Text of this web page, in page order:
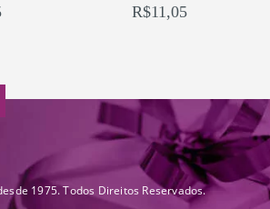
R$11,05
1975. Todos Direitos Reservados.